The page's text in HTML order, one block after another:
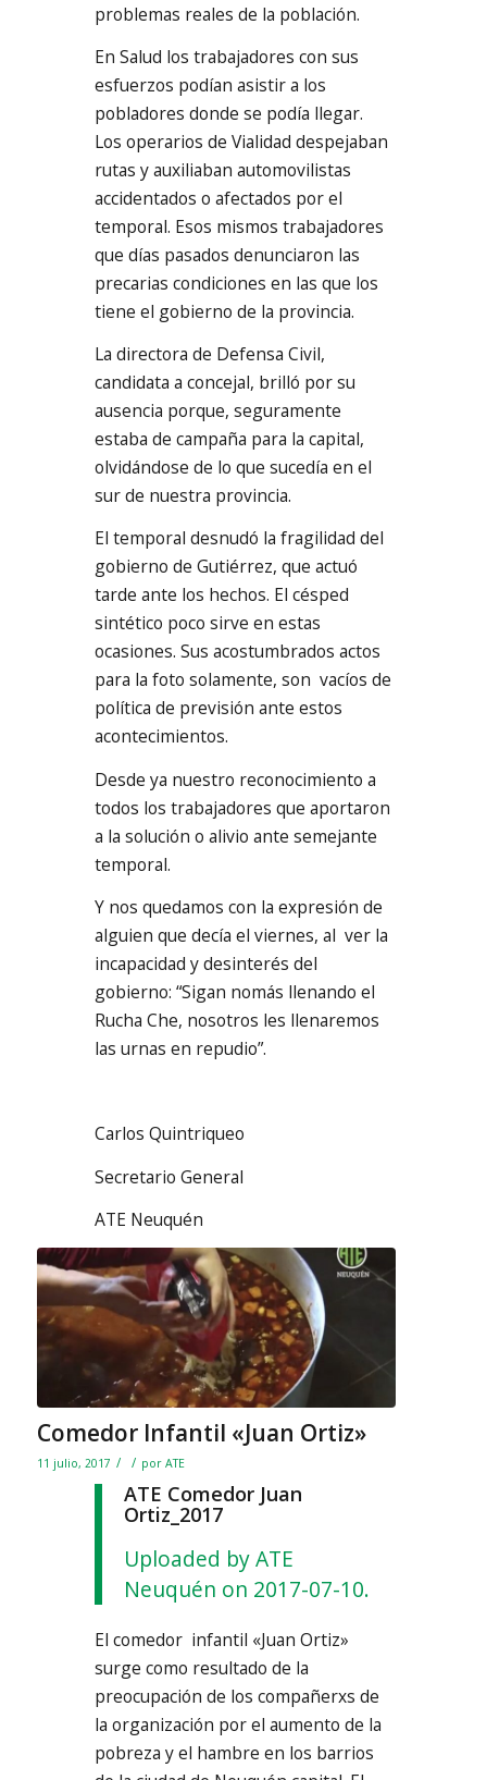
problemas reales de la población.
En Salud los trabajadores con sus
esfuerzos podían asistir a los
pobladores donde se podía llegar.
Los operarios de Vialidad despejaban
rutas y auxiliaban automovilistas
accidentados o afectados por el
temporal. Esos mismos trabajadores
que días pasados denunciaron las
precarias condiciones en las que los
tiene el gobierno de la provincia.
La directora de Defensa Civil,
candidata a concejal, brilló por su
ausencia porque, seguramente
estaba de campaña para la capital,
olvidándose de lo que sucedía en el
sur de nuestra provincia.
El temporal desnudó la fragilidad del
gobierno de Gutiérrez, que actuó
tarde ante los hechos. El césped
sintético poco sirve en estas
ocasiones. Sus acostumbrados actos
para la foto solamente, son vacíos de
política de previsión ante estos
acontecimientos.
Desde ya nuestro reconocimiento a
todos los trabajadores que aportaron
a la solución o alivio ante semejante
temporal.
Y nos quedamos con la expresión de
alguien que decía el viernes, al ver la
incapacidad y desinterés del
gobierno: “Sigan nomás llenando el
Rucha Che, nosotros les llenaremos
las urnas en repudio”.
Carlos Quintriqueo
Secretario General
ATE Neuquén
Comedor Infantil «Juan Ortiz»
11 julio, 2017 / / por ATE
ATE Comedor Juan
Ortiz_2017
Uploaded by ATE
Neuquén on 2017-07-10.
El comedor infantil «Juan Ortiz»
surge como resultado de la
preocupación de los compañerxs de
la organización por el aumento de la
pobreza y el hambre en los barrios